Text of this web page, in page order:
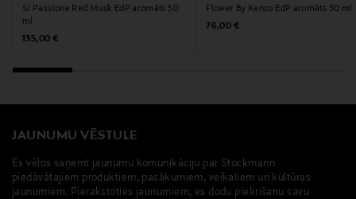
Si Passione Red Musk EdP aromāts 50
ml
Original Price
135,00 €
Flower By Kenzo EdP aromāts 30 ml
Original Price
76,00 €
JAUNUMU VĒSTULE
Es vēlos saņemt jaunumu komunikāciju par Stockmann
piedāvātajiem produktiem, pasākumiem, veikaliem un kultūras
jaunumiem. Pierakstoties jaunumiem, es dodu piekrišanu savu